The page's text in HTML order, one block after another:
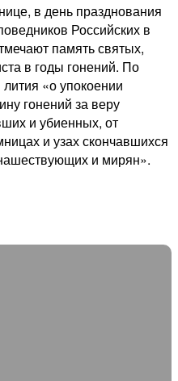
в день празднования
Российских в
память святых,
в годы гонений. По
«о упокоении
гонений за веру
и убиенных, от
и узах скончавшихся
и мирян».